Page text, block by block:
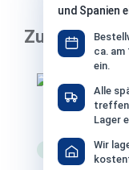
und Spanien
ca. am
ein.
Alle
treffen
Lager
Wir
Zubehör
Produktgalerie
Sopro Bio-
Lagerware